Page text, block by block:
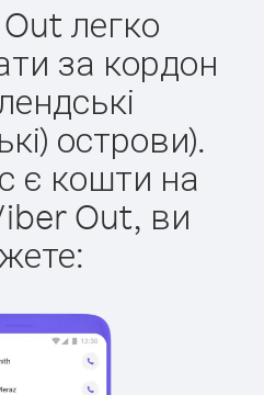
легко
за кордон
острови).
є кошти на
Out, ви